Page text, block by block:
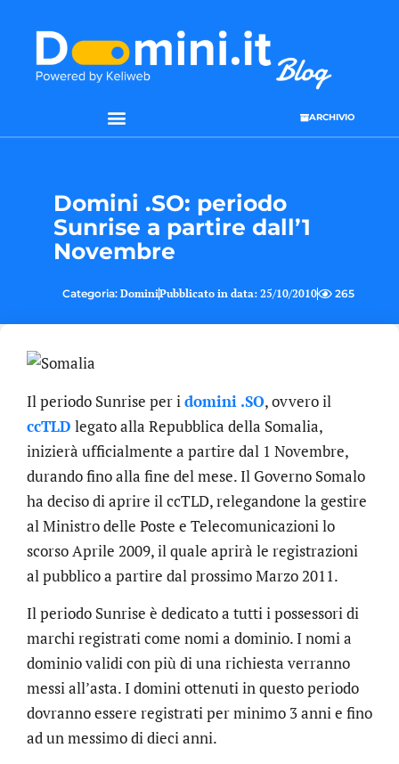
ARCHIVIO
Domini .SO: periodo
Sunrise a partire dall’1
Novembre
Categoria: DominiPubblicato in data: 25/10/2010 265
Il periodo Sunrise per idomini .SO, ovvero il
ccTLD legato alla Repubblica della Somalia,
inizierà ufficialmente a partire dal 1 Novembre,
durando fino alla fine del mese. Il Governo Somalo
ha deciso di aprire il ccTLD, relegandone la gestire
al Ministro delle Poste e Telecomunicazioni lo
scorso Aprile 2009, il quale aprirà le registrazioni
al pubblico a partire dal prossimo Marzo 2011.
Il periodo Sunrise è dedicato a tutti i possessori di
marchi registrati come nomi a dominio. I nomi a
dominio validi con più di una richiesta verranno
messi all’asta. I domini ottenuti in questo periodo
dovranno essere registrati per minimo 3 anni e fino
ad un messimo di dieci anni.